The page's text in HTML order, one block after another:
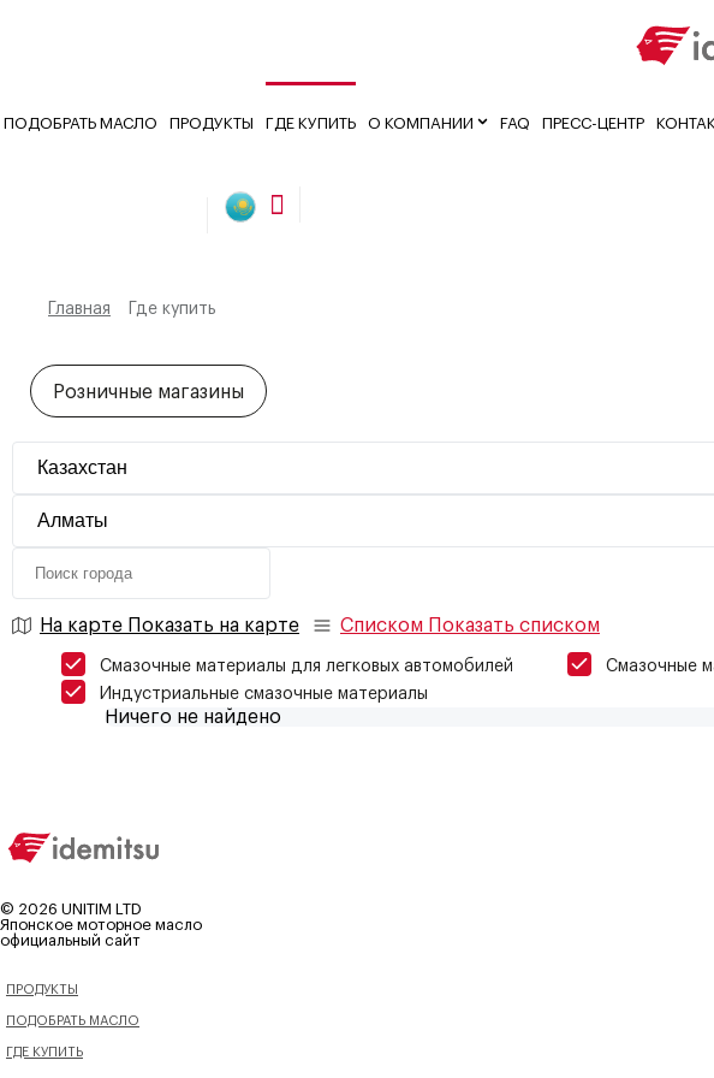
ПОДОБРАТЬ МАСЛО ПРОДУКТЫ ГДЕ КУПИТЬ О КОМПАНИИ FAQ ПРЕСС-ЦЕНТР
Главная Где купить
Розничные магазины
На карте Показать на карте Списком Показать списком
Смазочные материалы для легковых автомобилей
Смазочные
Индустриальные смазочные материалы
Ничего не найдено
© 2026 UNITIM LTD
Японское моторное масло
официальный сайт
ПРОДУКТЫ
ПОДОБРАТЬ МАСЛО
ГДЕ КУПИТЬ